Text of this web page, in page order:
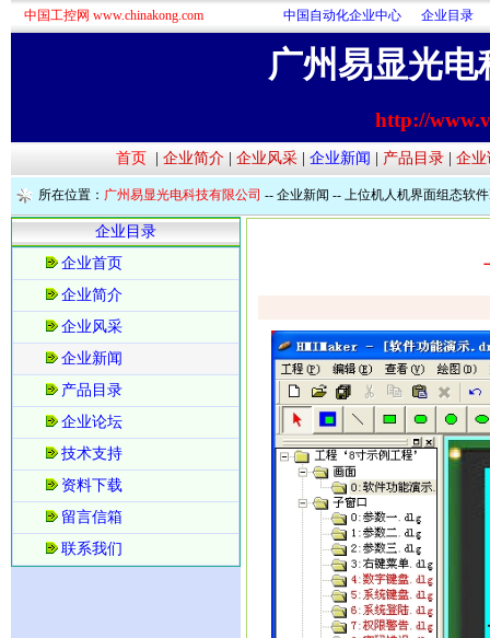
中国工控网 www.chinakong.com 中国自动化企业中心 企业目录
广州易显光
http://
首页 企业简介| 企业风采| 企业新闻 产品目录| 企业
所在位置： 广州易显光电科技有限公司 -- 企业新闻 -- 上位机人机界面组态软
企业目录
企业首页
企业简介
企业风采
企业新闻
产品目录
企业论坛
技术支持
资料下载
留言信箱
联系我们